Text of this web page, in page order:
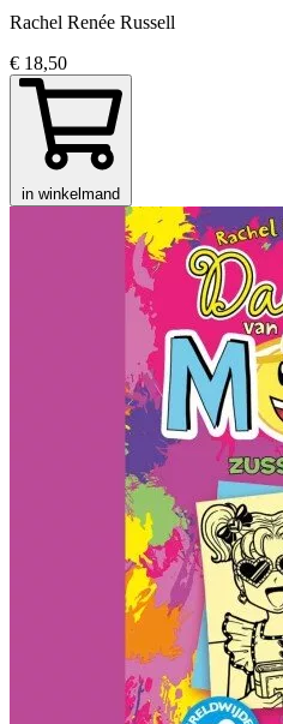
Rachel Renée Russell
€ 18,50
in winkelmand